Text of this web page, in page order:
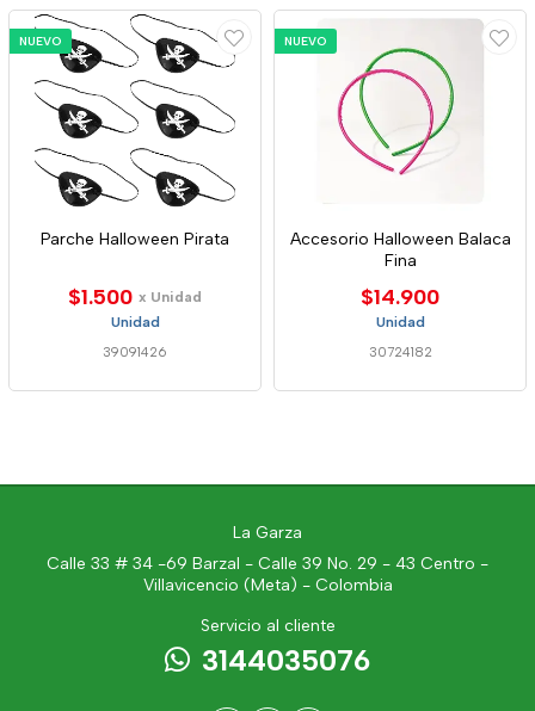
NUEVO
Parche Halloween Pirata
$1.500 x Unidad
Unidad
39091426
NUEVO
Accesorio Halloween Balaca
Fina
$14.900
Unidad
30724182
La Garza
Calle 33 # 34 -69 Barzal - Calle 39 No. 29 - 43 Centro -
Villavicencio (Meta) - Colombia
Servicio al cliente
3144035076